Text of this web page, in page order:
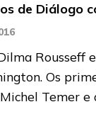
de Diálogo
Rousseff
Os
Temer e